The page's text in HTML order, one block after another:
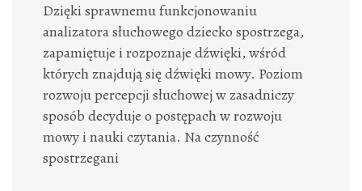
Dzięki sprawnemu funkcjonowaniu
analizatora słuchowego dziecko spostrzega,
zapamiętuje i rozpoznaje dźwięki, wśród
których znajdują się dźwięki mowy. Poziom
rozwoju percepcji słuchowej w zasadniczy
sposób decyduje o postępach w rozwoju
mowy i nauki czytania. Na czynność
spostrzegani